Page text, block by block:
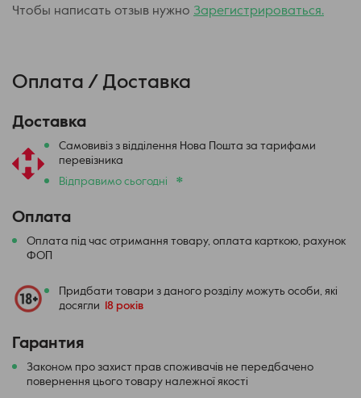
Чтобы написать отзыв нужно Зарегистрироваться.
Оплата / Доставка
Доставка
Самовивіз з відділення Нова Пошта за тарифами
перевізника
Відправимо сьогодні
*
Оплата
Оплата під час отримання товару, оплата карткою, рахунок
ФОП
Придбати товари з даного розділу можуть особи, які
досягли
18 років
Гарантия
Законом про захист прав споживачів не передбачено
повернення цього товару належної якості